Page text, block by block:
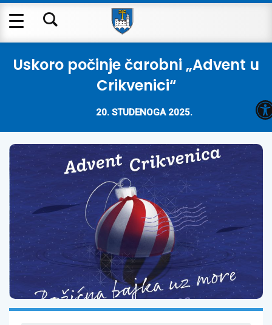
Uskoro počinje čarobni „Advent u
Crikvenici“
20. STUDENOGA 2025.